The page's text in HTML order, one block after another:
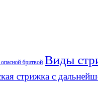
бритвой Виды
стрижка с